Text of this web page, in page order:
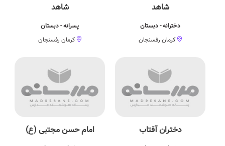
شاهد
دخترانه - دبستان
کرمان رفسنجان
شاهد
پسرانه - دبستان
کرمان رفسنجان
دختران آفتاب امام حسن مجتبی (ع)